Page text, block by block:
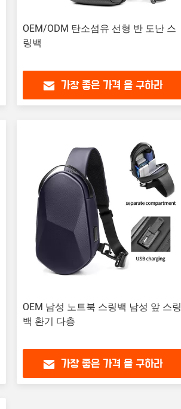
OEM/ODM 탄소섬유 선형 반 도난 스
링백
가장 좋은 가격 을 구하라
OEM 남성 노트북 스링백 남성 앞 스링
백 환기 다층
가장 좋은 가격 을 구하라